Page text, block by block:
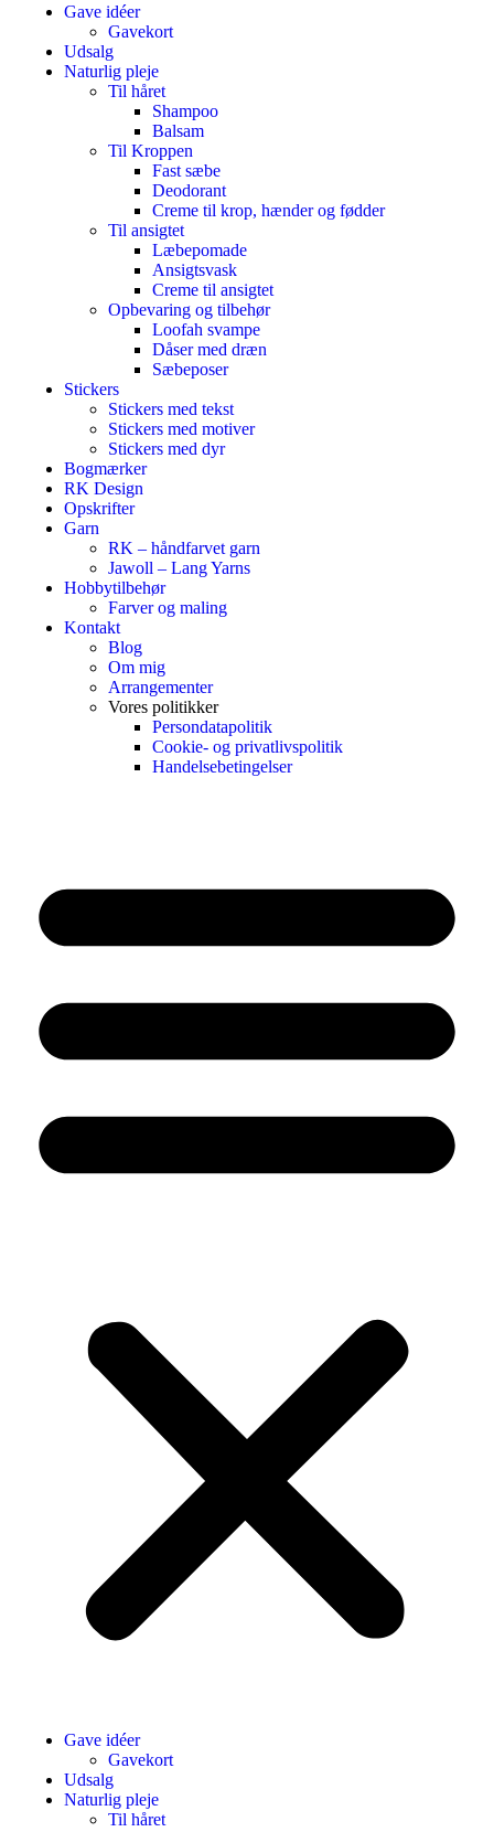
Gave idéer
Gavekort
Udsalg
Naturlig pleje
Til håret
Shampoo
Balsam
Til Kroppen
Fast sæbe
Deodorant
Creme til krop, hænder og fødder
Til ansigtet
Læbepomade
Ansigtsvask
Creme til ansigtet
Opbevaring og tilbehør
Loofah svampe
Dåser med dræn
Sæbeposer
Stickers
Stickers med tekst
Stickers med motiver
Stickers med dyr
Bogmærker
RK Design
Opskrifter
Garn
RK – håndfarvet garn
Jawoll – Lang Yarns
Hobbytilbehør
Farver og maling
Kontakt
Blog
Om mig
Arrangementer
Vores politikker
Persondatapolitik
Cookie- og privatlivspolitik
Handelsebetingelser
Gave idéer
Gavekort
Udsalg
Naturlig pleje
Til håret